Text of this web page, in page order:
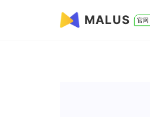
MALUS 官